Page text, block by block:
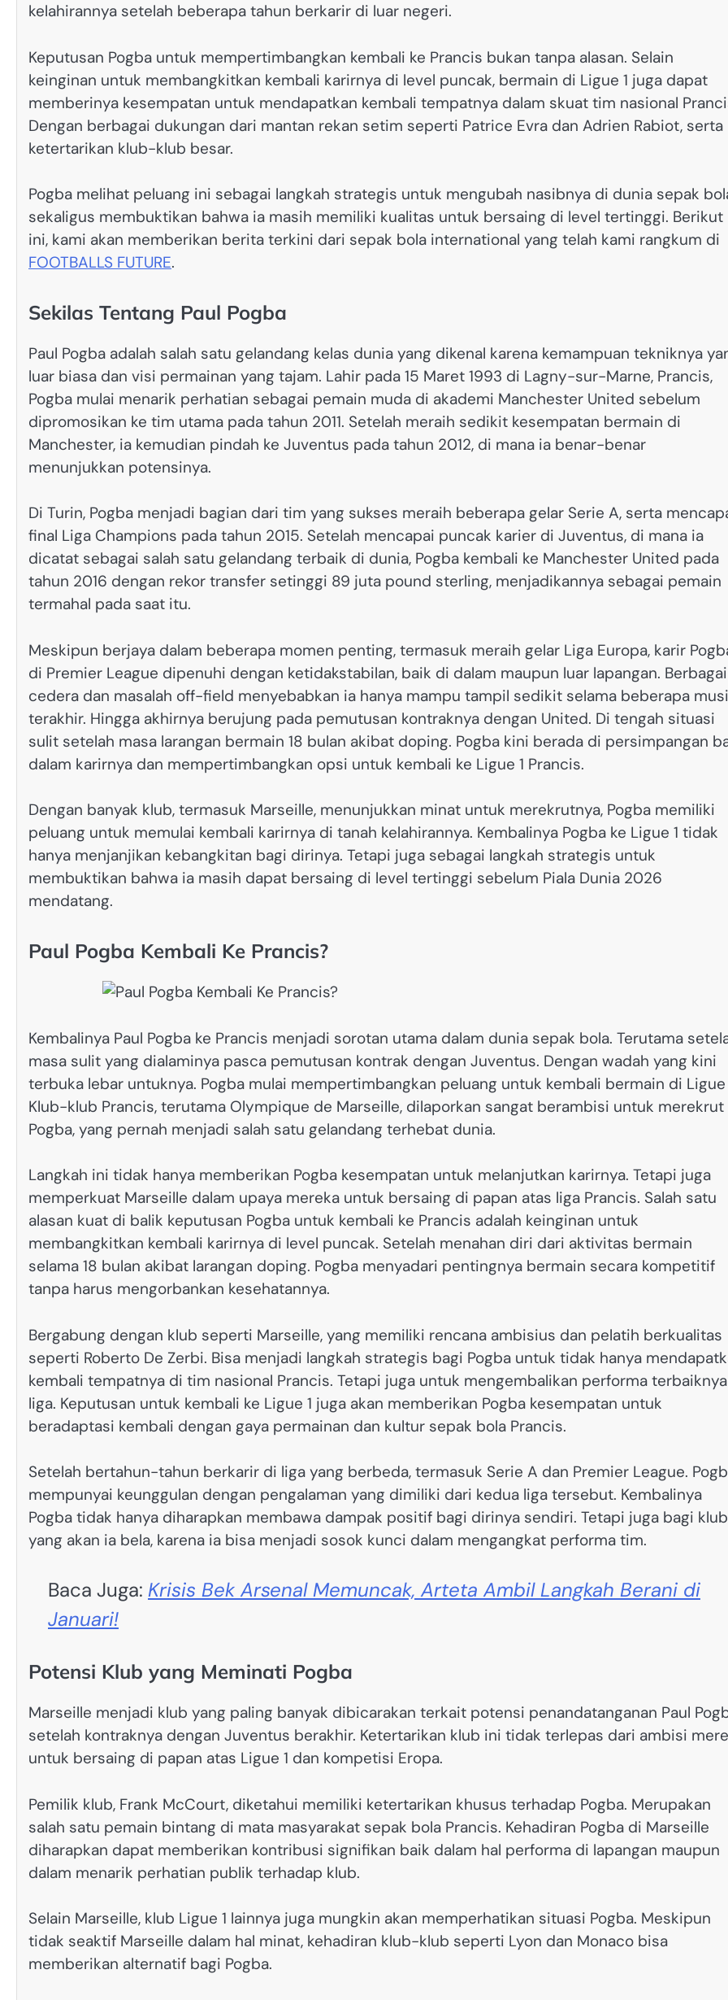
kelahirannya setelah beberapa tahun berkarir di luar negeri.
Keputusan Pogba untuk mempertimbangkan kembali ke Prancis bukan tanpa alasan. Selain
keinginan untuk membangkitkan kembali karirnya di level puncak, bermain di Ligue 1 juga dapat
memberinya kesempatan untuk mendapatkan kembali tempatnya dalam skuat tim nasional
Dengan berbagai dukungan dari mantan rekan setim seperti Patrice Evra dan Adrien Rabiot, serta
ketertarikan klub-klub besar.
Pogba melihat peluang ini sebagai langkah strategis untuk mengubah nasibnya di dunia sepak
sekaligus membuktikan bahwa ia masih memiliki kualitas untuk bersaing di level tertinggi. Berikut
ini, kami akan memberikan berita terkini dari sepak bola international yang telah kami rangkum di
FOOTBALLS FUTURE.
Sekilas Tentang Paul Pogba
Paul Pogba adalah salah satu gelandang kelas dunia yang dikenal karena kemampuan tekniknya
luar biasa dan visi permainan yang tajam. Lahir pada 15 Maret 1993 di Lagny-sur-Marne, Prancis,
Pogba mulai menarik perhatian sebagai pemain muda di akademi Manchester United sebelum
dipromosikan ke tim utama pada tahun 2011. Setelah meraih sedikit kesempatan bermain di
Manchester, ia kemudian pindah ke Juventus pada tahun 2012, di mana ia benar-benar
menunjukkan potensinya.
Di Turin, Pogba menjadi bagian dari tim yang sukses meraih beberapa gelar Serie A, serta
final Liga Champions pada tahun 2015. Setelah mencapai puncak karier di Juventus, di mana ia
dicatat sebagai salah satu gelandang terbaik di dunia, Pogba kembali ke Manchester United pada
tahun 2016 dengan rekor transfer setinggi 89 juta pound sterling, menjadikannya sebagai pemain
termahal pada saat itu.
Meskipun berjaya dalam beberapa momen penting, termasuk meraih gelar Liga Europa, karir
di Premier League dipenuhi dengan ketidakstabilan, baik di dalam maupun luar lapangan. Berbagai
cedera dan masalah off-field menyebabkan ia hanya mampu tampil sedikit selama beberapa
terakhir. Hingga akhirnya berujung pada pemutusan kontraknya dengan United. ​Di tengah situasi
sulit setelah masa larangan bermain 18 bulan akibat doping. Pogba kini berada di persimpangan
dalam karirnya dan mempertimbangkan opsi untuk kembali ke Ligue 1 Prancis.​
Dengan banyak klub, termasuk Marseille, menunjukkan minat untuk merekrutnya, Pogba memiliki
peluang untuk memulai kembali karirnya di tanah kelahirannya. Kembalinya Pogba ke Ligue 1 tidak
hanya menjanjikan kebangkitan bagi dirinya. Tetapi juga sebagai langkah strategis untuk
membuktikan bahwa ia masih dapat bersaing di level tertinggi sebelum Piala Dunia 2026
mendatang.
Paul Pogba Kembali Ke Prancis?
​Kembalinya Paul Pogba ke Prancis menjadi sorotan utama dalam dunia sepak bola. Terutama
masa sulit yang dialaminya pasca pemutusan kontrak dengan Juventus.​ Dengan wadah yang kini
terbuka lebar untuknya. Pogba mulai mempertimbangkan peluang untuk kembali bermain di Ligue
Klub-klub Prancis, terutama Olympique de Marseille, dilaporkan sangat berambisi untuk merekrut
Pogba, yang pernah menjadi salah satu gelandang terhebat dunia.
Langkah ini tidak hanya memberikan Pogba kesempatan untuk melanjutkan karirnya. Tetapi juga
memperkuat Marseille dalam upaya mereka untuk bersaing di papan atas liga Prancis. Salah satu
alasan kuat di balik keputusan Pogba untuk kembali ke Prancis adalah keinginan untuk
membangkitkan kembali karirnya di level puncak. Setelah menahan diri dari aktivitas bermain
selama 18 bulan akibat larangan doping. Pogba menyadari pentingnya bermain secara kompetitif
tanpa harus mengorbankan kesehatannya.
Bergabung dengan klub seperti Marseille, yang memiliki rencana ambisius dan pelatih berkualitas
seperti Roberto De Zerbi. Bisa menjadi langkah strategis bagi Pogba untuk tidak hanya
kembali tempatnya di tim nasional Prancis. Tetapi juga untuk mengembalikan performa
liga. Keputusan untuk kembali ke Ligue 1 juga akan memberikan Pogba kesempatan untuk
beradaptasi kembali dengan gaya permainan dan kultur sepak bola Prancis.
Setelah bertahun-tahun berkarir di liga yang berbeda, termasuk Serie A dan Premier League.
mempunyai keunggulan dengan pengalaman yang dimiliki dari kedua liga tersebut. Kembalinya
Pogba tidak hanya diharapkan membawa dampak positif bagi dirinya sendiri. Tetapi juga bagi klub
yang akan ia bela, karena ia bisa menjadi sosok kunci dalam mengangkat performa tim.
Baca Juga: Krisis Bek Arsenal Memuncak, Arteta Ambil Langkah Berani di
Januari!
Potensi Klub yang Meminati Pogba
Marseille menjadi klub yang paling banyak dibicarakan terkait potensi penandatanganan Paul
setelah kontraknya dengan Juventus berakhir. Ketertarikan klub ini tidak terlepas dari ambisi
untuk bersaing di papan atas Ligue 1 dan kompetisi Eropa.
Pemilik klub, Frank McCourt, diketahui memiliki ketertarikan khusus terhadap Pogba. Merupakan
salah satu pemain bintang di mata masyarakat sepak bola Prancis. Kehadiran Pogba di Marseille
diharapkan dapat memberikan kontribusi signifikan baik dalam hal performa di lapangan maupun
dalam menarik perhatian publik terhadap klub.
Selain Marseille, klub Ligue 1 lainnya juga mungkin akan memperhatikan situasi Pogba. Meskipun
tidak seaktif Marseille dalam hal minat, kehadiran klub-klub seperti Lyon dan Monaco bisa
memberikan alternatif bagi Pogba.